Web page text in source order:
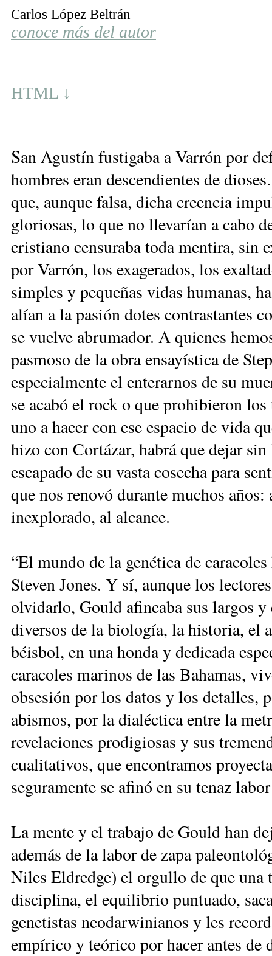
Carlos López Beltrán
conoce más del autor
HTML ↓
San Agustín fustigaba a Varrón por
hombres eran descendientes de
que, aunque falsa, dicha creencia
gloriosas, lo que no llevarían a cabo
cristiano censuraba toda mentira, sin
por Varrón, los exagerados, los
simples y pequeñas vidas humanas,
alían a la pasión dotes contrastantes
se vuelve abrumador. A quienes
pasmoso de la obra ensayística de
especialmente el enterarnos de su
se acabó el rock o que prohibieron
uno a hacer con ese espacio de vida
hizo con Cortázar, habrá que dejar
escapado de su vasta cosecha para
que nos renovó durante muchos
inexplorado, al alcance.
“El mundo de la genética de
Steven Jones. Y sí, aunque los
olvidarlo, Gould afincaba sus largos
diversos de la biología, la historia, el
béisbol, en una honda y dedicada
caracoles marinos de las Bahamas,
obsesión por los datos y los detalles,
abismos, por la dialéctica entre la
revelaciones prodigiosas y sus
cualitativos, que encontramos
seguramente se afinó en su tenaz
La mente y el trabajo de Gould han
además de la labor de zapa
Niles Eldredge) el orgullo de que una
disciplina, el equilibrio puntuado,
genetistas neodarwinianos y les
empírico y teórico por hacer antes de